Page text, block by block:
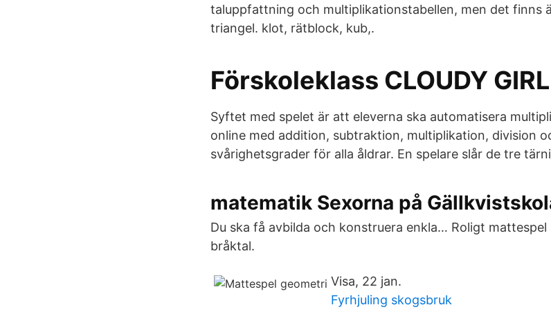
taluppfattning och multiplikationstabellen, men det finns
triangel. klot, rätblock, kub,.
Förskoleklass CLOUDY
Syftet med spelet är att eleverna ska automatisera
online med addition, subtraktion, multiplikation, division
svårighetsgrader för alla åldrar. En spelare slår de tre
matematik Sexorna på
Du ska få avbilda och konstruera enkla… Roligt
bråktal.
Visa, 22 jan.
Fyrhjuling skogsbruk